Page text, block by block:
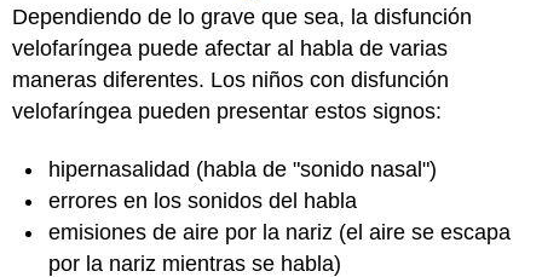
Dependiendo de lo grave que sea, la disfunción
velofaríngea puede afectar al habla de varias
maneras diferentes. Los niños con disfunción
velofaríngea pueden presentar estos signos:
hipernasalidad (habla de "sonido nasal")
errores en los sonidos del habla
emisiones de aire por la nariz (el aire se escapa
por la nariz mientras se habla)